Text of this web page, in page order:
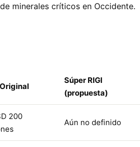
minerales críticos en Occidente.
Original
Súper RIGI
(propuesta)
200
Aún no definido